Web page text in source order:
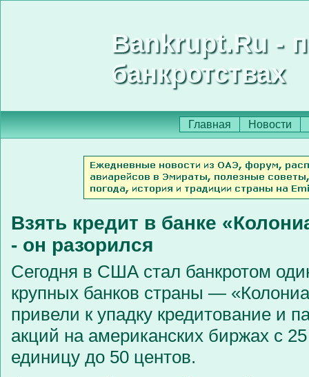
Bankrupt.Ru -
банкротствах
Главная Новости
Взять кредит в банке
- он разорился
Сегодня в США стал банкротом
крупных банков страны —
привели к упадку кредитование и
акций на американских биржах с
единицу до 50 центов.